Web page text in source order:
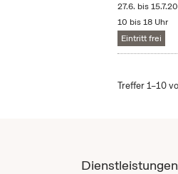
27.6. bis
10 bis 18 Uhr
Eintritt frei
Treffer 1–10
Dienstleistungen